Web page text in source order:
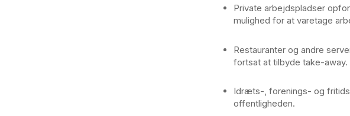
Private arbejdspladser
mulighed for at varetage
Restauranter og andre
fortsat at tilbyde take-away.
Idræts-, forenings- og
offentligheden.